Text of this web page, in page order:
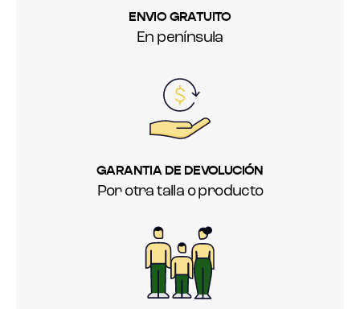
ENVIO GRATUITO
En península
GARANTIA DE DEVOLUCIÓN
Por otra talla o producto